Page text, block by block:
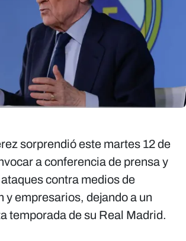
sorprendió este martes 12 de
a conferencia de prensa y
contra medios de
y empresarios, dejando a un
temporada de su Real Madrid.